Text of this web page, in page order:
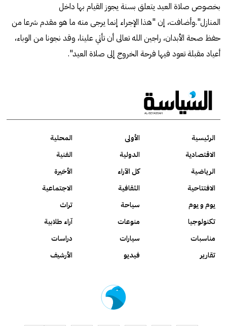
بخصوص صلاة العيد يتعلق بسنة يجوز القيام بها داخل
المنازل".وأضافت، إن "هذا الإجراء إنما يرجى منه ما هو مقدم شرعا من
حفظ صحة الأبدان، راجين الله تعالى أن تأتي علينا، وقد نجونا من الوباء،
أعياد مقبلة تعود فيها فرحة الخروج إلى صلاة العيد".
الرئيسية الأولى
المحلية
الاقتصادية
الدولية
الفنية
الرياضية
كل الآراء
الأخيرة
الافتتاحية
الثقافية
الاجتماعية
يوم و يوم
سياحة
تراث
تكنولوجيا
منوعات
آراء طلابية
مناسبات
سيارات
دراسات
تقارير
فيديو الأرشيف